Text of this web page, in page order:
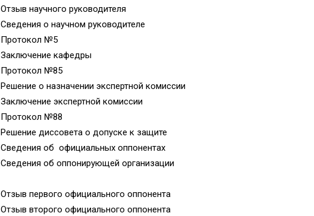
Отзыв научного руководителя
Сведения о научном руководителе
Протокол №5
Заключение кафедры
Протокол №85
Решение о назначении экспертной комиссии
Заключение экспертной комиссии
Протокол №88
Решение диссовета о допуске к защите
Сведения об официальных оппонентах
Сведения об оппонирующей организации
Отзыв первого официального оппонента
Отзыв второго официального оппонента